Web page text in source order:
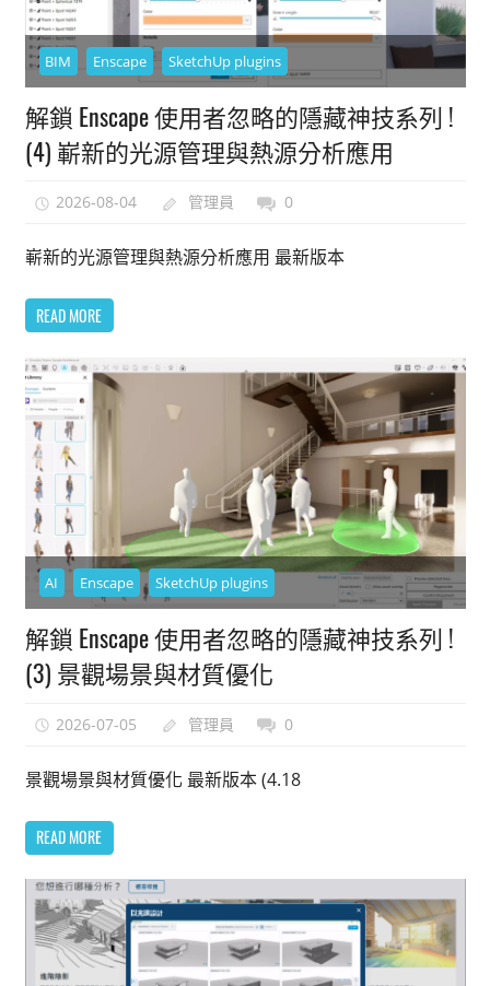
BIM Enscape SketchUp plugins
解鎖 Enscape 使用者忽略的隱藏神技系列 !
(4) 嶄新的光源管理與熱源分析應用
2026-08-04 管理員 0
嶄新的光源管理與熱源分析應用 最新版本
READ MORE
AI Enscape SketchUp plugins
解鎖 Enscape 使用者忽略的隱藏神技系列 !
(3) 景觀場景與材質優化
2026-07-05 管理員 0
景觀場景與材質優化 最新版本 (4.18
READ MORE